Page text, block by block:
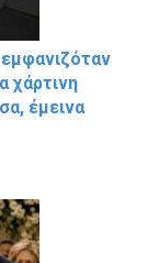
χάρτινη
έμεινα